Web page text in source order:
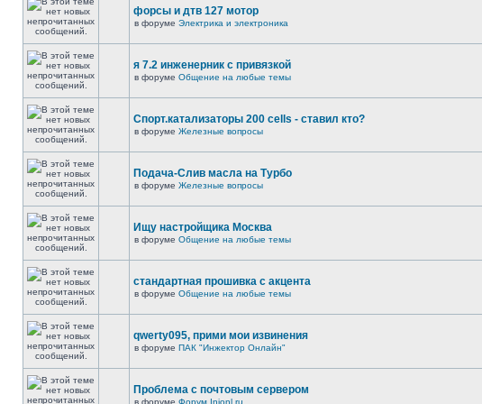
форсы и дтв 127 мотор
в форуме Электрика и электроника
я 7.2 инженерник с привязкой
в форуме Общение на любые темы
Спорт.катализаторы 200 cells - ставил кто?
в форуме Железные вопросы
Подача-Слив масла на Турбо
в форуме Железные вопросы
Ищу настройщика Москва
в форуме Общение на любые темы
стандартная прошивка с акцента
в форуме Общение на любые темы
qwerty095, прими мои извинения
в форуме ПАК "Инжектор Онлайн"
Проблема с почтовым сервером
в форуме Форум Injonl.ru